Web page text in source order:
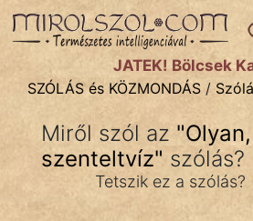
SZÓLÁS ÉS KÖZMONDÁS
Bibliai
Közmondások
JÁTÉK! Bölcsek
SZÓLÁS és KÖZMONDÁS /
Miről szól az "
szenteltvíz" szólás?
Tetszik ez a szólás?